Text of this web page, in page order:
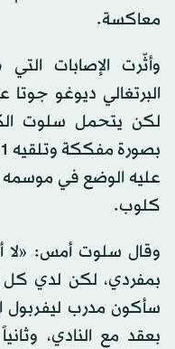
معاكسة.
وأثّرت الإصابات
البرتغالي ديوغو
لكن يتحمل سلوت
عليه الوضع في موسمه
كلوب.
وقال سلوت أمس: «لا
بمفردي، لكن لدي كل
سأكون مدرب ليفربول
بعقد مع النادي،